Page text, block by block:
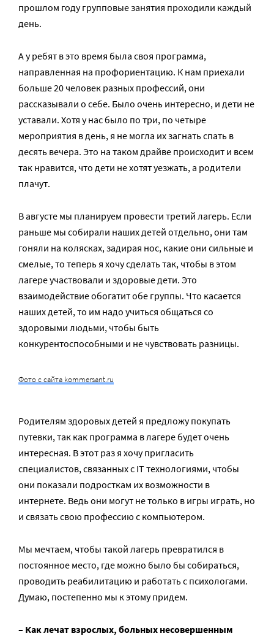
прошлом году групповые занятия проходили каждый
день.
А у ребят в это время была своя программа,
направленная на профориентацию. К нам приехали
больше 20 человек разных профессий, они
рассказывали о себе. Было очень интересно, и дети не
уставали. Хотя у нас было по три, по четыре
мероприятия в день, я не могла их загнать спать в
десять вечера. Это на таком драйве происходит и всем
так нравится, что дети не хотят уезжать, а родители
плачут.
В августе мы планируем провести третий лагерь. Если
раньше мы собирали наших детей отдельно, они там
гоняли на колясках, задирая нос, какие они сильные и
смелые, то теперь я хочу сделать так, чтобы в этом
лагере участвовали и здоровые дети. Это
взаимодействие обогатит обе группы. Что касается
наших детей, то им надо учиться общаться со
здоровыми людьми, чтобы быть
конкурентоспособными и не чувствовать разницы.
Фото с сайта kommersant.ru
Родителям здоровых детей я предложу покупать
путевки, так как программа в лагере будет очень
интересная. В этот раз я хочу пригласить
специалистов, связанных с IT технологиями, чтобы
они показали подросткам их возможности в
интернете. Ведь они могут не только в игры играть, но
и связать свою профессию с компьютером.
Мы мечтаем, чтобы такой лагерь превратился в
постоянное место, где можно было бы собираться,
проводить реабилитацию и работать с психологами.
Думаю, постепенно мы к этому придем.
– Как лечат взрослых, больных несовершенным